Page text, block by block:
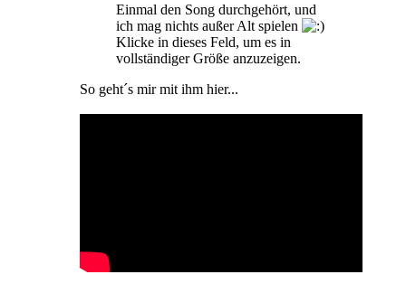
Einmal den Song durchgehört, und
ich mag nichts außer Alt spielen
Klicke in dieses Feld, um es in
vollständiger Größe anzuzeigen.
So geht´s mir mit ihm hier...